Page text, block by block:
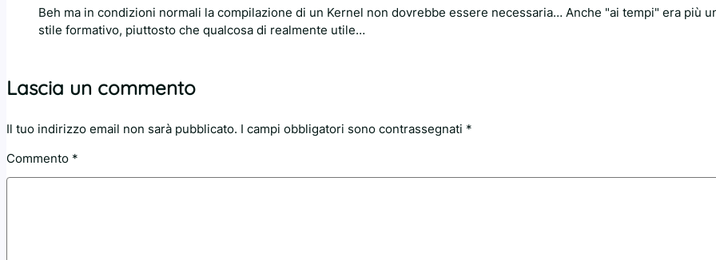
Beh ma in condizioni normali la compilazione di un Kernel non dovrebbe essere necessaria… Anche "ai tempi" era più
stile formativo, piuttosto che qualcosa di realmente utile…
Lascia un commento
Il tuo indirizzo email non sarà pubblicato. I campi obbligatori sono contrassegnati *
Commento *